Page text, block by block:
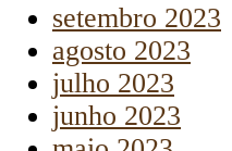
setembro 2023
agosto 2023
julho 2023
junho 2023